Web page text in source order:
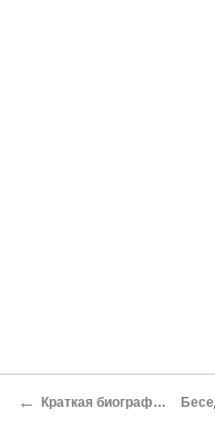
← Краткая биография Джима Джармуша